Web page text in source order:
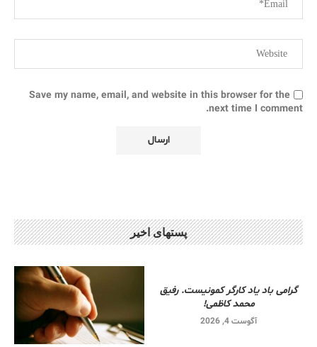
Save my name, email, and website in this browser for the
next time I comment.
پستهای اخیر
گرامی باد یاد کارگر کمونیست. رفیق
محمد کاظمی!
آگوست 4, 2026